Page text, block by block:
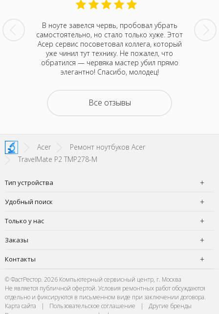
в
В ноуте завелся червь, пробовал убрать
самостоятельно, но стало только хуже. Этот
Асер сервис посоветовал коллега, который
уже чинил тут технику. Не пожалел, что
обратился — червяка мастер убил прямо
элегантно! Спасибо, молодец!
Все отзывы
Acer
Ремонт ноутбуков Acer
TravelMate P2 TMP278-M
Тип устройства
Удобный поиск
Только у нас
Заказы
Контакты
© ФастРестор. 2026 Компьютерный сервисный центр, г. Москва
Не является публичной офертой. Условия ремонтных работ обсуждаются
отдельно и фиксируются в письменном виде при заключении договора.
Карта сайта
| Пользовательское соглашение |
Другие бренды